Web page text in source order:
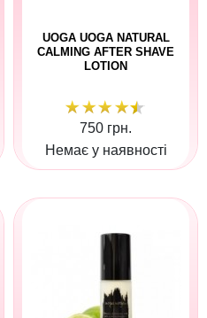
UOGA UOGA NATURAL
CALMING AFTER SHAVE
LOTION
750 грн.
Немає у наявності